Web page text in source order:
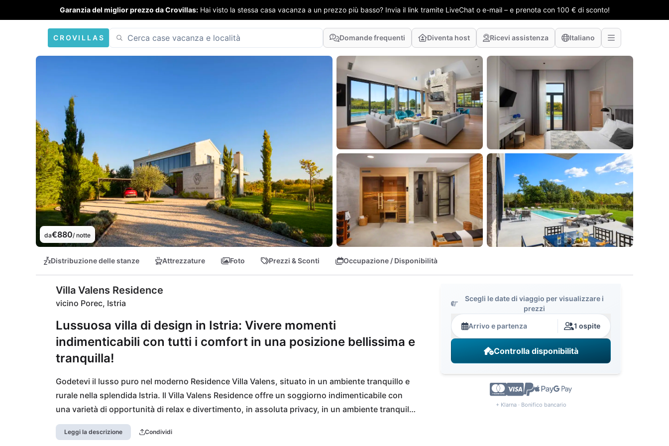
Garanzia del miglior prezzo da Crovillas: Hai visto la stessa casa vacanza a un prezzo più basso? Invia il link tramite LiveChat o e-mail – e prenota con 100 € di sconto!
CROVILLAS Domande frequenti Diventa host Ricevi assistenza Italiano
da€880/ notte
Distribuzione delle stanze Attrezzature Foto Prezzi & Sconti Occupazione / Disponibilità
Villa Valens Residence
vicino Porec, Istria
Lussuosa villa di design in Istria: Vivere momenti
indimenticabili con tutti i comfort in una posizione bellissima e
tranquilla!
Godetevi il lusso puro nel moderno Residence Villa Valens, situato in un ambiente tranquillo e
rurale nella splendida Istria. Il Villa Valens Residence offre un soggiorno indimenticabile con
una varietà di opportunità di relax e divertimento, in assoluta privacy, in un ambiente tranquillo
e verdeggiante. La regione istriana è ricca di pittoresche città medievali come Rovigno, Pola e
Montona, dove potrete esplorare stradine, edifici storici e negozi incantevoli.
Leggi la descrizione Condividi
Scegli le date di viaggio per visualizzare i
prezzi
Arrivo e partenza 1 ospite
Controlla disponibilità
+ Klarna · Bonifico bancario